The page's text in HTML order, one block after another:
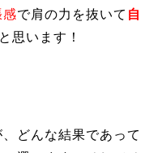
感で肩の力を抜いて 自
思います！
どんな結果であって